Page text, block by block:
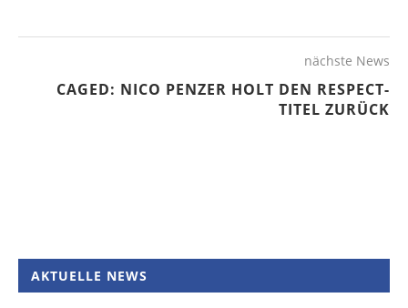
nächste News
CAGED: NICO PENZER HOLT DEN RESPECT-
TITEL ZURÜCK
AKTUELLE NEWS